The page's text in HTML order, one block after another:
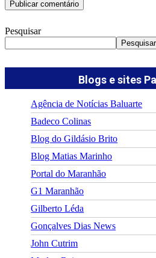
Pesquisar
Pesquisar
Blogs e sites
Agência de Notícias Baluarte
Badeco Colinas
Blog do Gildásio Brito
Blog Matias Marinho
Portal do Maranhão
G1 Maranhão
Gilberto Léda
Gonçalves Dias News
John Cutrim